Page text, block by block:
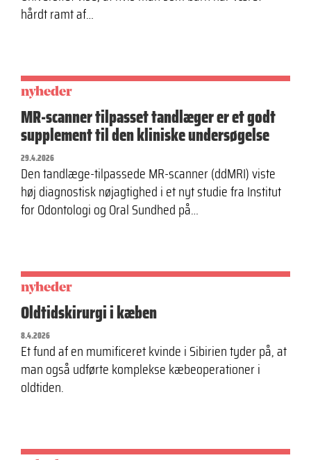
hårdt ramt af…
nyheder
MR-scanner tilpasset tandlæger er et godt
supplement til den kliniske undersøgelse
29.4.2026
Den tandlæge-tilpassede MR-scanner (ddMRI) viste
høj diagnostisk nøjagtighed i et nyt studie fra Institut
for Odontologi og Oral Sundhed på…
nyheder
Oldtidskirurgi i kæben
8.4.2026
Et fund af en mumificeret kvinde i Sibirien tyder på, at
man også udførte komplekse kæbeoperationer i
oldtiden.